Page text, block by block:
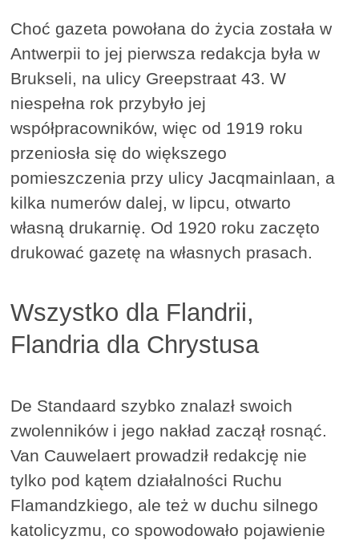
Choć gazeta powołana do życia została w
Antwerpii to jej pierwsza redakcja była w
Brukseli, na ulicy Greepstraat 43. W
niespełna rok przybyło jej
współpracowników, więc od 1919 roku
przeniosła się do większego
pomieszczenia przy ulicy Jacqmainlaan, a
kilka numerów dalej, w lipcu, otwarto
własną drukarnię. Od 1920 roku zaczęto
drukować gazetę na własnych prasach.
Wszystko dla Flandrii,
Flandria dla Chrystusa
De Standaard szybko znalazł swoich
zwolenników i jego nakład zaczął rosnąć.
Van Cauwelaert prowadził redakcję nie
tylko pod kątem działalności Ruchu
Flamandzkiego, ale też w duchu silnego
katolicyzmu, co spowodowało pojawienie